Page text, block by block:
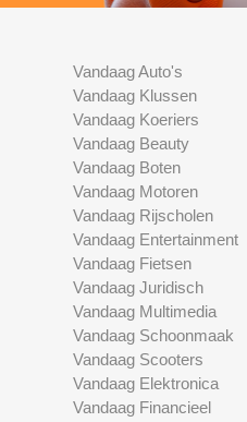
Vandaag Auto's
Vandaag Klussen
Vandaag Koeriers
Vandaag Beauty
Vandaag Boten
Vandaag Motoren
Vandaag Rijscholen
Vandaag Entertainment
Vandaag Fietsen
Vandaag Juridisch
Vandaag Multimedia
Vandaag Schoonmaak
Vandaag Scooters
Vandaag Elektronica
Vandaag Financieel